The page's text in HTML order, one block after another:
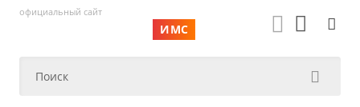
официальный сайт
ИМС